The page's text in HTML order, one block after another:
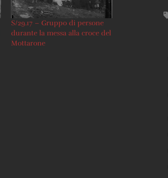
S/29.17 – Gruppo di persone
durante la messa alla croce del
Mottarone